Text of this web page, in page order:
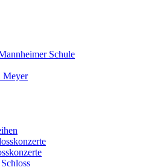
Schule
Meyer